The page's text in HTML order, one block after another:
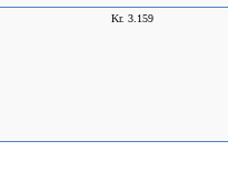
Kr. 3.159